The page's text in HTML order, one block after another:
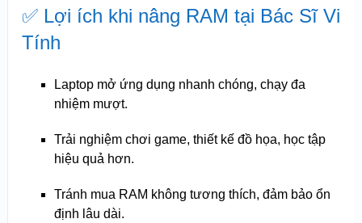
✅ Lợi ích khi nâng RAM tại Bác Sĩ Vi
Tính
Laptop mở ứng dụng nhanh chóng, chạy đa
nhiệm mượt.
Trải nghiệm chơi game, thiết kế đồ họa, học tập
hiệu quả hơn.
Tránh mua RAM không tương thích, đảm bảo ổn
định lâu dài.